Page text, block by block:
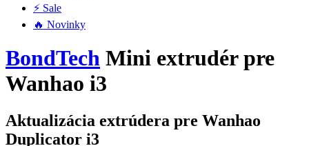
⚡ Sale
🔥 Novinky
BondTech Mini extrudér pre
Wanhao i3
Aktualizácia extrúdera pre Wanhao
Duplicator i3